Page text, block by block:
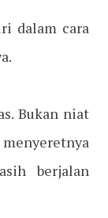
dalam cara
Bukan niat
berjalan